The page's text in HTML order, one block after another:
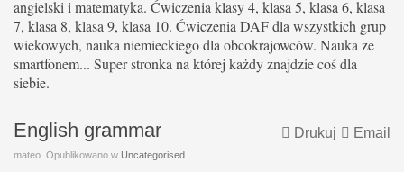
angielski i matematyka. Ćwiczenia klasy 4, klasa 5, klasa 6, klasa
7, klasa 8, klasa 9, klasa 10. Ćwiczenia DAF dla wszystkich grup
wiekowych, nauka niemieckiego dla obcokrajowców. Nauka ze
smartfonem... Super stronka na której każdy znajdzie coś dla
siebie.
Email
Drukuj
English grammar
mateo. Opublikowano w Uncategorised